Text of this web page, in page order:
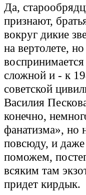
Да,
признают,
вокруг дикие
на вертолете,
сложной и - к
советской
Василия
конечно,
фанатизма», но
повсюду, и
поможем,
всяким там
придет кирдык.